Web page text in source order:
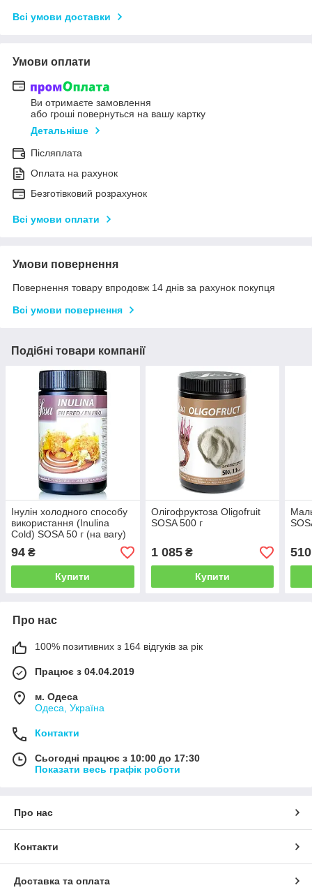
Всі умови доставки
Умови оплати
Ви отримаєте замовлення
або гроші повернуться на вашу картку
Детальніше
Післяплата
Оплата на рахунок
Безготівковий розрахунок
Всі умови оплати
Умови повернення
Повернення товару впродовж 14 днів за рахунок покупця
Всі умови повернення
Подібні товари компанії
Інулін холодного способу
використання (Inulina
Cold) SOSA 50 г (на вагу)
94 ₴
Купити
Олігофруктоза Oligofruit
SOSA 500 г
1 085₴
Купити
510
Про нас
100% позитивних з 164 відгуків за рік
Працює з 04.04.2019
м. Одеса
Одеса, Україна
Контакти
Сьогодні працює з 10:00 до 17:30
Показати весь графік роботи
Про нас
Контакти
Доставка та оплата